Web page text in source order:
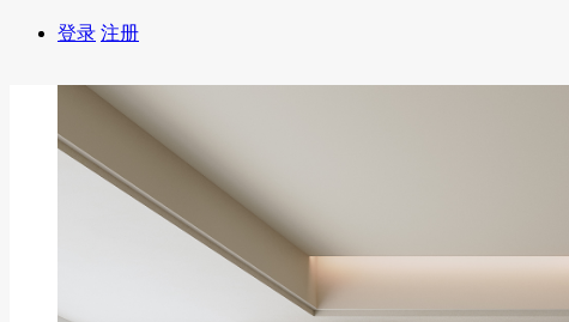
登录 注册